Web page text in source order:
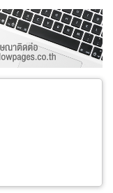
ตัวแทนจัดจำหน่าย